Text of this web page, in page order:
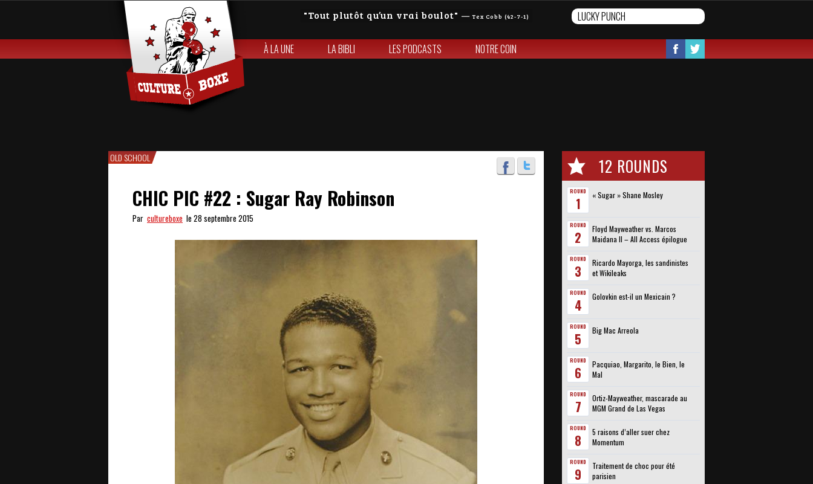
Tout plutôt qu’un vrai boulot — Tex Cobb (42-7-1)
À LA UNE LA BIBLI LES PODCASTS NOTRE COIN
12 ROUNDS
ROUND
1 « Sugar » Shane Mosley
ROUND
2
Floyd Mayweather vs. Marcos
Maidana II – All Access épilogue
ROUND
3
Ricardo Mayorga, les sandinistes
et Wikileaks
ROUND
4 Golovkin est-il un Mexicain ?
ROUND
5 Big Mac Arreola
ROUND
6
Pacquiao, Margarito, le Bien, le
Mal
ROUND
7
Ortiz-Mayweather, mascarade au
MGM Grand de Las Vegas
ROUND
8
5 raisons d’aller suer chez
Momentum
ROUND
9
Traitement de choc pour été
parisien
OLD SCHOOL
CHIC PIC #22 : Sugar Ray Robinson
Par cultureboxe le 28 septembre 2015